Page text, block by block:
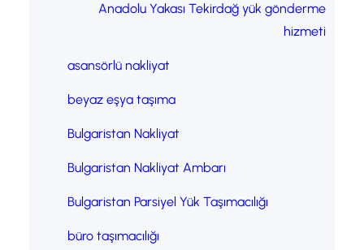
Anadolu Yakası Tekirdağ yük gönderme
hizmeti
asansörlü nakliyat
beyaz eşya taşıma
Bulgaristan Nakliyat
Bulgaristan Nakliyat Ambarı
Bulgaristan Parsiyel Yük Taşımacılığı
büro taşımacılığı